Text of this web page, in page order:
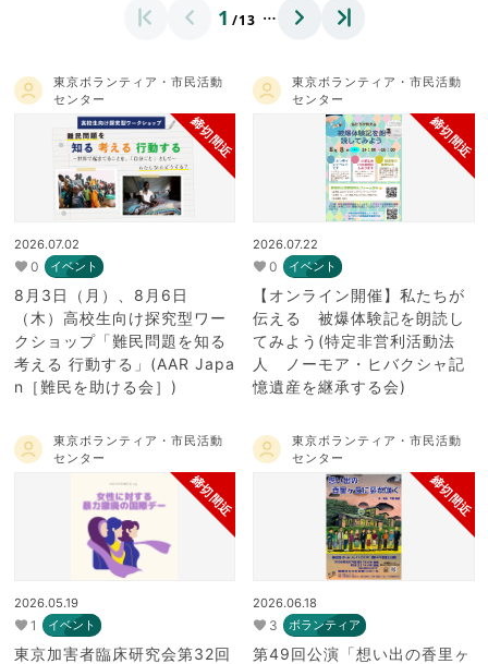
1 /13 …
東京ボランティア・市民活動
センター
締切間近
2026.07.02
0 イベント
8月3日（月）、8月6日
（木）高校生向け探究型ワー
クショップ「難民問題を知る
考える 行動する」(AAR Japa
n［難民を助ける会］)
東京ボランティア・市民活動
センター
締切間近
2026.07.22
0 イベント
【オンライン開催】私たちが
伝える 被爆体験記を朗読し
てみよう(特定非営利活動法
人 ノーモア・ヒバクシャ記
憶遺産を継承する会)
東京ボランティア・市民活動
センター
締切間近
2026.05.19
1 イベント
東京加害者臨床研究会第32回
東京ボランティア・市民活動
センター
締切間近
2026.06.18
3 ボランティア
第49回公演「想い出の香里ヶ